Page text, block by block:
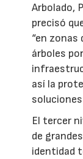
Arbolado,
precisó
“en zonas
árboles
así la
El tercer
de
identidad